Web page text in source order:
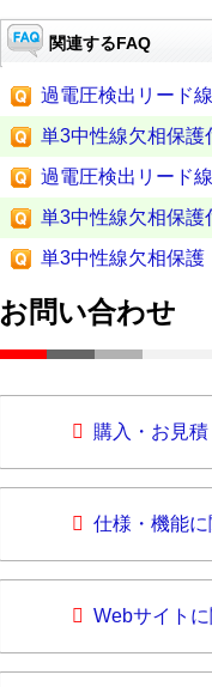
関連するFAQ
過電圧検出リード
単3中性線欠相保護
過電圧検出リード
単3中性線欠相保護
単3中性線欠相保護
お問い合わせ
購入・お見
仕様・機能
Webサイト